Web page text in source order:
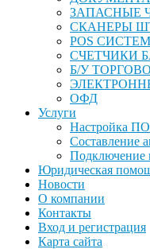
ЗАПАСНЫЕ
СКАНЕРЫ
POS
СЧЕТЧИКИ
Б/У
ОФД
Услуги
Настройка ПО
Составление
Подключение
Юридическая
Новости
О компании
Контакты
Вход и регистрация
Карта сайта